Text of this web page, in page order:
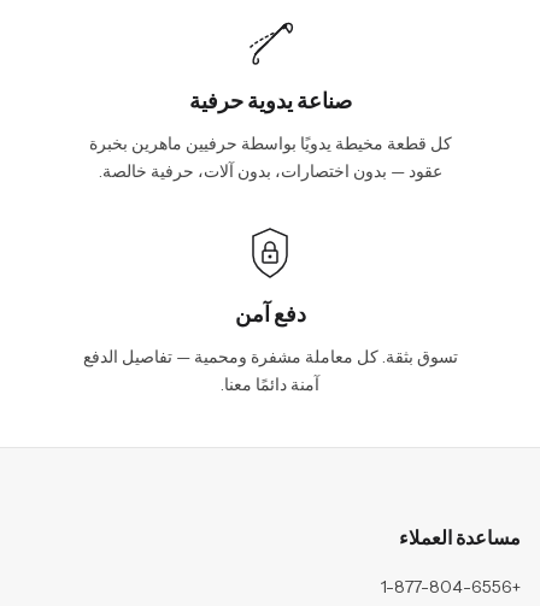
صناعة يدوية حرفية
كل قطعة مخيطة يدويًا بواسطة حرفيين ماهرين بخبرة
عقود — بدون اختصارات، بدون آلات، حرفية خالصة.
دفع آمن
تسوق بثقة. كل معاملة مشفرة ومحمية — تفاصيل الدفع
آمنة دائمًا معنا.
مساعدة العملاء
+1-877-804-6556